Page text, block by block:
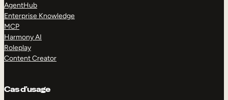
AgentHub
Enterprise Knowledge
MCP
Harmony AI
Roleplay
Content Creator
Cas d’usage